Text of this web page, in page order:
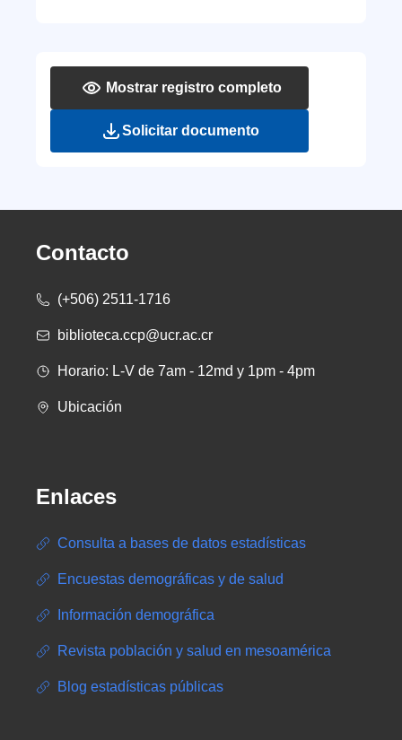
Mostrar registro completo
Solicitar documento
Contacto
(+506) 2511-1716
biblioteca.ccp@ucr.ac.cr
Horario: L-V de 7am - 12md y 1pm - 4pm
Ubicación
Enlaces
Consulta a bases de datos estadísticas
Encuestas demográficas y de salud
Información demográfica
Revista población y salud en mesoamérica
Blog estadísticas públicas